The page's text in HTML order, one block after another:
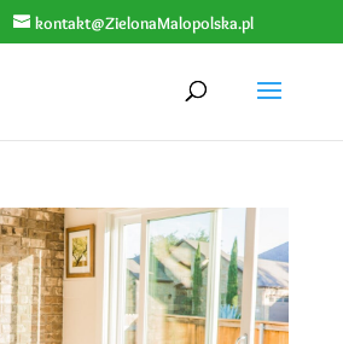
kontakt@ZielonaMalopolska.pl